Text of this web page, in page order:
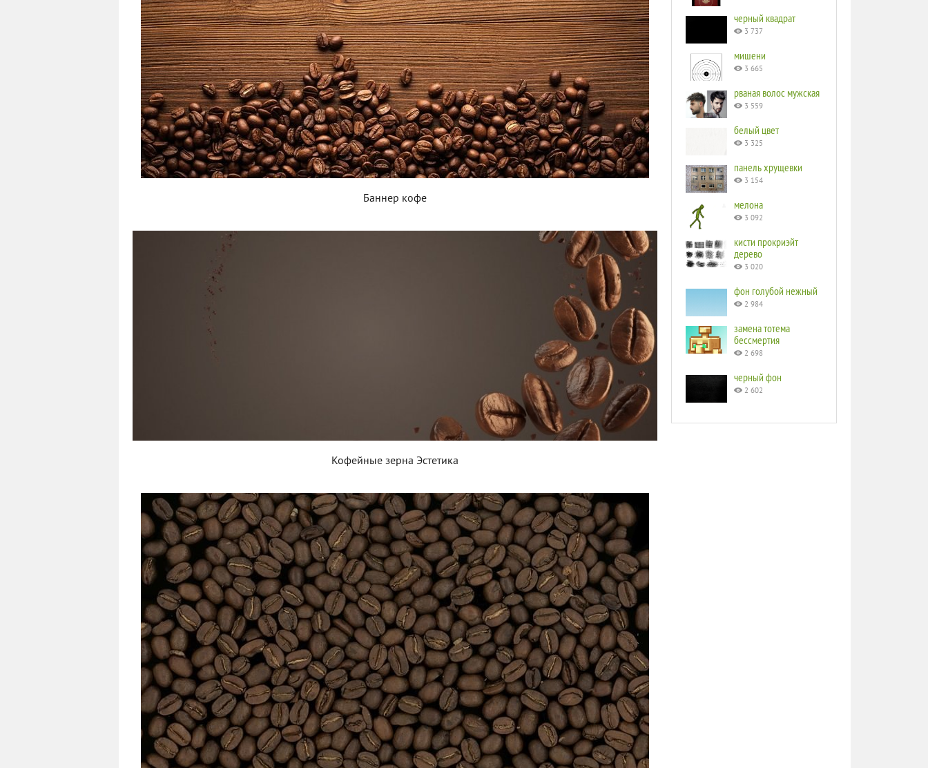
Баннер кофе
Кофейные зерна Эстетика
черный квадрат
3 737
мишени
3 665
рваная волос мужская
3 559
белый цвет
3 325
панель хрущевки
3 154
мелона
3 092
кисти прокриэйт
дерево
3 020
фон голубой нежный
2 984
замена тотема
бессмертия
2 698
черный фон
2 602